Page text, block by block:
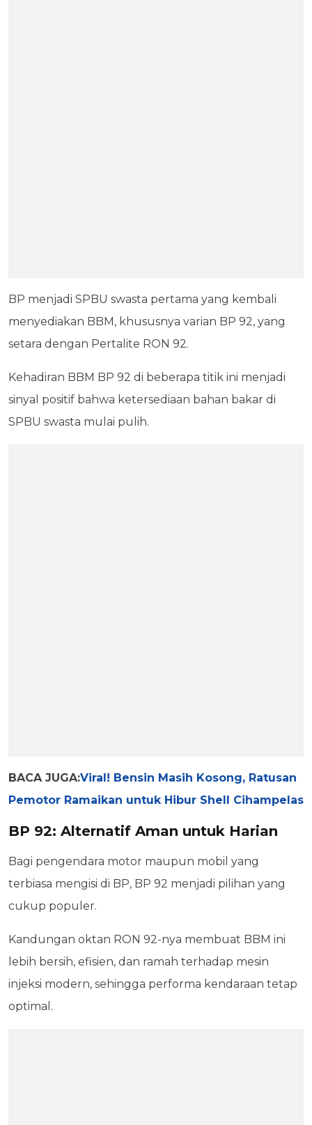
BP menjadi SPBU swasta pertama yang kembali
menyediakan BBM, khususnya varian BP 92, yang
setara dengan Pertalite RON 92.
Kehadiran BBM BP 92 di beberapa titik ini menjadi
sinyal positif bahwa ketersediaan bahan bakar di
SPBU swasta mulai pulih.
BACA JUGA:Viral! Bensin Masih Kosong, Ratusan
Pemotor Ramaikan untuk Hibur Shell Cihampelas
BP 92: Alternatif Aman untuk Harian
Bagi pengendara motor maupun mobil yang
terbiasa mengisi di BP, BP 92 menjadi pilihan yang
cukup populer.
Kandungan oktan RON 92-nya membuat BBM ini
lebih bersih, efisien, dan ramah terhadap mesin
injeksi modern, sehingga performa kendaraan tetap
optimal.